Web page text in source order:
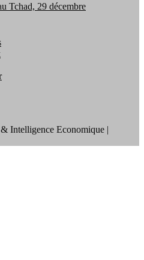
Tchad, 29 décembre
Intelligence Economique